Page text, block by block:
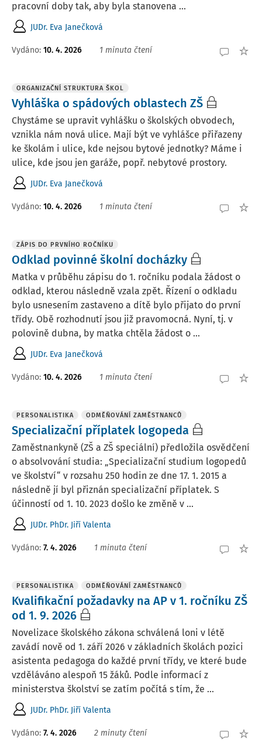
pracovní doby tak, aby byla stanovena ...
JUDr. Eva Janečková
Vydáno: 10. 4. 2026 1 minuta čtení
ORGANIZAČNÍ STRUKTURA ŠKOL
Vyhláška o spádových oblastech ZŠ
Chystáme se upravit vyhlášku o školských obvodech,
vznikla nám nová ulice. Mají být ve vyhlášce přiřazeny
ke školám i ulice, kde nejsou bytové jednotky? Máme i
ulice, kde jsou jen garáže, popř. nebytové prostory.
JUDr. Eva Janečková
Vydáno: 10. 4. 2026 1 minuta čtení
ZÁPIS DO PRVNÍHO ROČNÍKU
Odklad povinné školní docházky
Matka v průběhu zápisu do 1. ročníku podala žádost o
odklad, kterou následně vzala zpět. Řízení o odkladu
bylo usnesením zastaveno a dítě bylo přijato do první
třídy. Obě rozhodnutí jsou již pravomocná. Nyní, tj. v
polovině dubna, by matka chtěla žádost o ...
JUDr. Eva Janečková
Vydáno: 10. 4. 2026 1 minuta čtení
PERSONALISTIKA ODMĚŇOVÁNÍ ZAMĚSTNANCŮ
Specializační příplatek logopeda
Zaměstnankyně (ZŠ a ZŠ speciální) předložila osvědčení
o absolvování studia: „Specializační studium logopedů
ve školství“ v rozsahu 250 hodin ze dne 17. 1. 2015 a
následně jí byl přiznán specializační příplatek. S
účinností od 1. 10. 2023 došlo ke změně v ...
JUDr. PhDr. Jiří Valenta
Vydáno: 7. 4. 2026 1 minuta čtení
PERSONALISTIKA ODMĚŇOVÁNÍ ZAMĚSTNANCŮ
Kvalifikační požadavky na AP v 1. ročníku ZŠ
od 1. 9. 2026
Novelizace školského zákona schválená loni v létě
zavádí nově od 1. září 2026 v základních školách pozici
asistenta pedagoga do každé první třídy, ve které bude
vzděláváno alespoň 15 žáků. Podle informací z
ministerstva školství se zatím počítá s tím, že ...
JUDr. PhDr. Jiří Valenta
Vydáno: 7. 4. 2026 2 minuty čtení